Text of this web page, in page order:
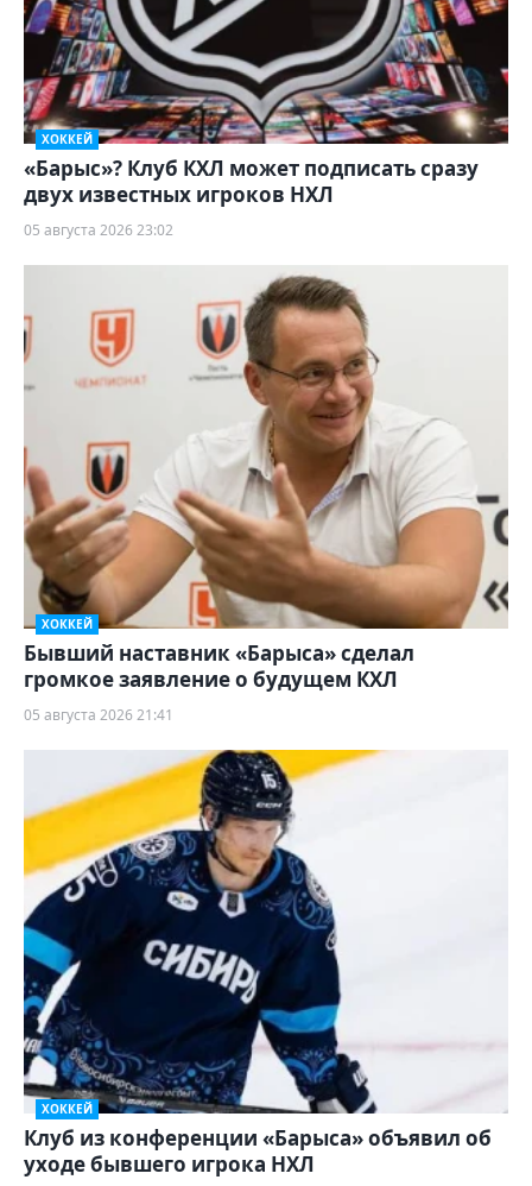
ХОККЕЙ
«Барыс»? Клуб КХЛ может подписать сразу
двух известных игроков НХЛ
05 августа 2026 23:02
ХОККЕЙ
Бывший наставник «Барыса» сделал
громкое заявление о будущем КХЛ
05 августа 2026 21:41
ХОККЕЙ
Клуб из конференции «Барыса» объявил об
уходе бывшего игрока НХЛ